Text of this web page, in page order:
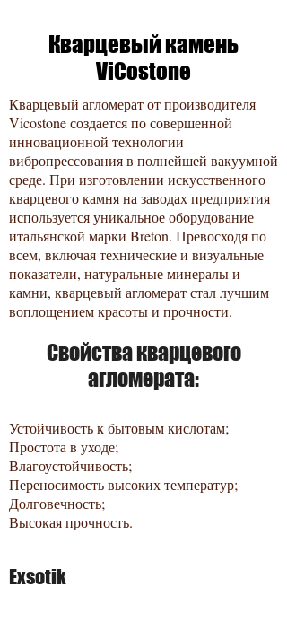
Кварцевый камень
ViСostone
Кварцевый агломерат от производителя
Vicostone создается по совершенной
инновационной технологии
вибропрессования в полнейшей вакуумной
среде. При изготовлении искусственного
кварцевого камня на заводах предприятия
используется уникальное оборудование
итальянской марки Breton. Превосходя по
всем, включая технические и визуальные
показатели, натуральные минералы и
камни, кварцевый агломерат стал лучшим
воплощением красоты и прочности.
Свойства кварцевого
агломерата:
Устойчивость к бытовым кислотам;​
Простота в уходе;
Влагоустойчивость;
Переносимость высоких температур;
Долговечность;
Высокая прочность.
Exsotik